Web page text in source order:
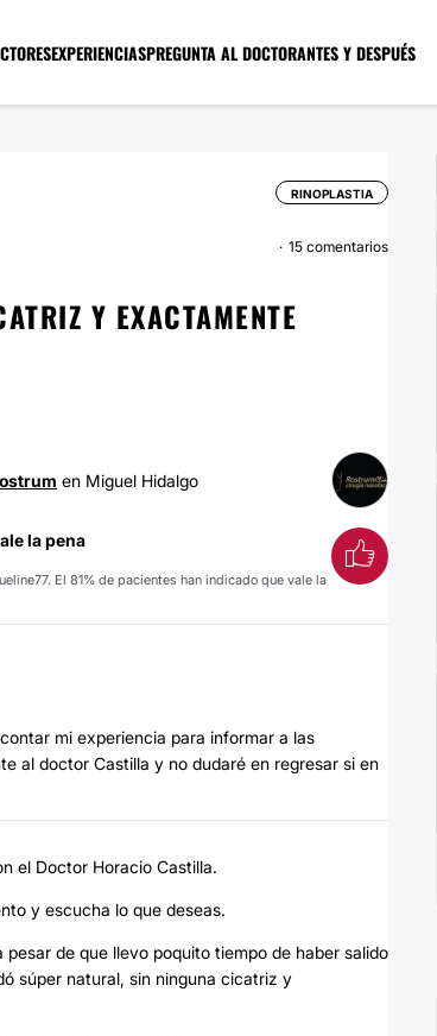
EXPERIENCIASPREGUNTA AL DOCTORANTES Y DESPUÉS
RINOPLASTIA
15 comentarios
Y EXACTAMENTE
en Miguel Hidalgo
la pena
El 81% de pacientes han indicado que vale la
mi experiencia para informar a las
al doctor Castilla y no dudaré en regresar si en
el Doctor Horacio Castilla.
y escucha lo que deseas.
de que llevo poquito tiempo de haber salido
súper natural, sin ninguna cicatriz y